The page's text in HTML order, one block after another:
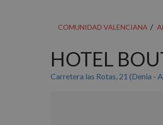
COMUNIDAD VALENCIANA
HOTEL
Carretera las Rotas, 21 (Denia -